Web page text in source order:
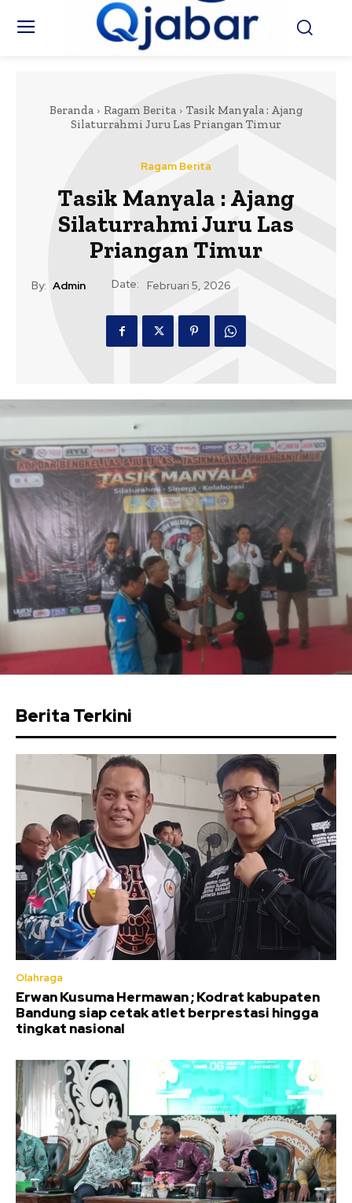
Beranda Ragam Berita
Tasik Manyala : Ajang
Silaturrahmi Juru Las Priangan Timur
Ragam Berita
Tasik Manyala : Ajang
Silaturrahmi Juru Las
Priangan Timur
By: Admin Date: Februari 5, 2026
Berita Terkini
Olahraga
Erwan Kusuma Hermawan ; Kodrat kabupaten
Bandung siap cetak atlet berprestasi hingga
tingkat nasional